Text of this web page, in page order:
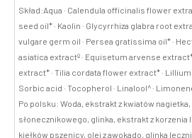
Skład:Aqua · Calendula officinalis flower
seed oil* · Kaolin · Glycyrrhiza glabra root
vulgare germ oil · Persea gratissima oil* ·
asiatica extractº · Equisetum arvense
extract* · Tilia cordata flower extract* ·
Sorbic acid · Tocopherol · Linalool^ ·
Po polsku: Woda, ekstrakt z kwiatów
słonecznikowego, glinka, ekstrakt z korzenia
kiełków pszenicy, olej z awokado, glinka